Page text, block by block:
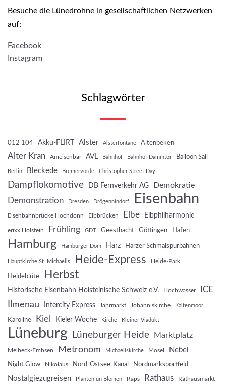
Besuche die Lünedrohne in gesellschaftlichen Netzwerken
auf:
Facebook
Instagram
Schlagwörter
012 104 Akku-FLIRT Alster Alsterfontäne Altenbeken
Alter Kran Ameisenbär AVL Bahnhof Bahnhof Dammtor Balloon Sail
Berlin Bleckede Bremervörde Christopher Street Day
Dampflokomotive DB Fernverkehr AG Demokratie
Demonstration Dresden Drögennindorf Eisenbahn
Eisenbahnbrücke Hochdonn Elbbrücken Elbe Elbphilharmonie
erixx Holstein Frühling GDT Geesthacht Göttingen Hafen
Hamburg Hamburger Dom Harz Harzer Schmalspurbahnen
Hauptkirche St. Michaelis Heide-Express Heide-Park
Heideblüte Herbst
Historische Eisenbahn Holsteinische Schweiz e.V. Hochwasser ICE
Ilmenau Intercity Express Jahrmarkt Johanniskirche Kaltenmoor
Karoline Kiel Kieler Woche Kirche Kleiner Viadukt
Lüneburg Lüneburger Heide Marktplatz
Melbeck-Embsen Metronom Michaeliskirche Mosel Nebel
Night Glow Nikolaus Nord-Ostsee-Kanal Nordmarksportfeld
Nostalgiezugreisen Planten un Blomen Raps Rathaus Rathausmarkt